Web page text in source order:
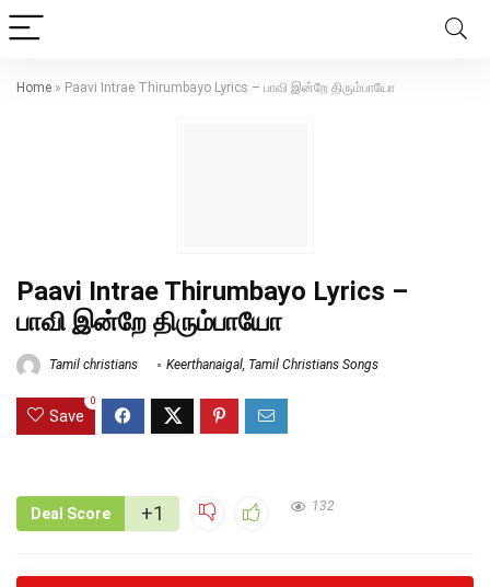
Home » Paavi Intrae Thirumbayo Lyrics – பாவி இன்றே திரும்பாயோ
Paavi Intrae Thirumbayo Lyrics –
பாவி இன்றே திரும்பாயோ
Tamil christians Keerthanaigal, Tamil Christians Songs
Save
0
Deal Score +1 132